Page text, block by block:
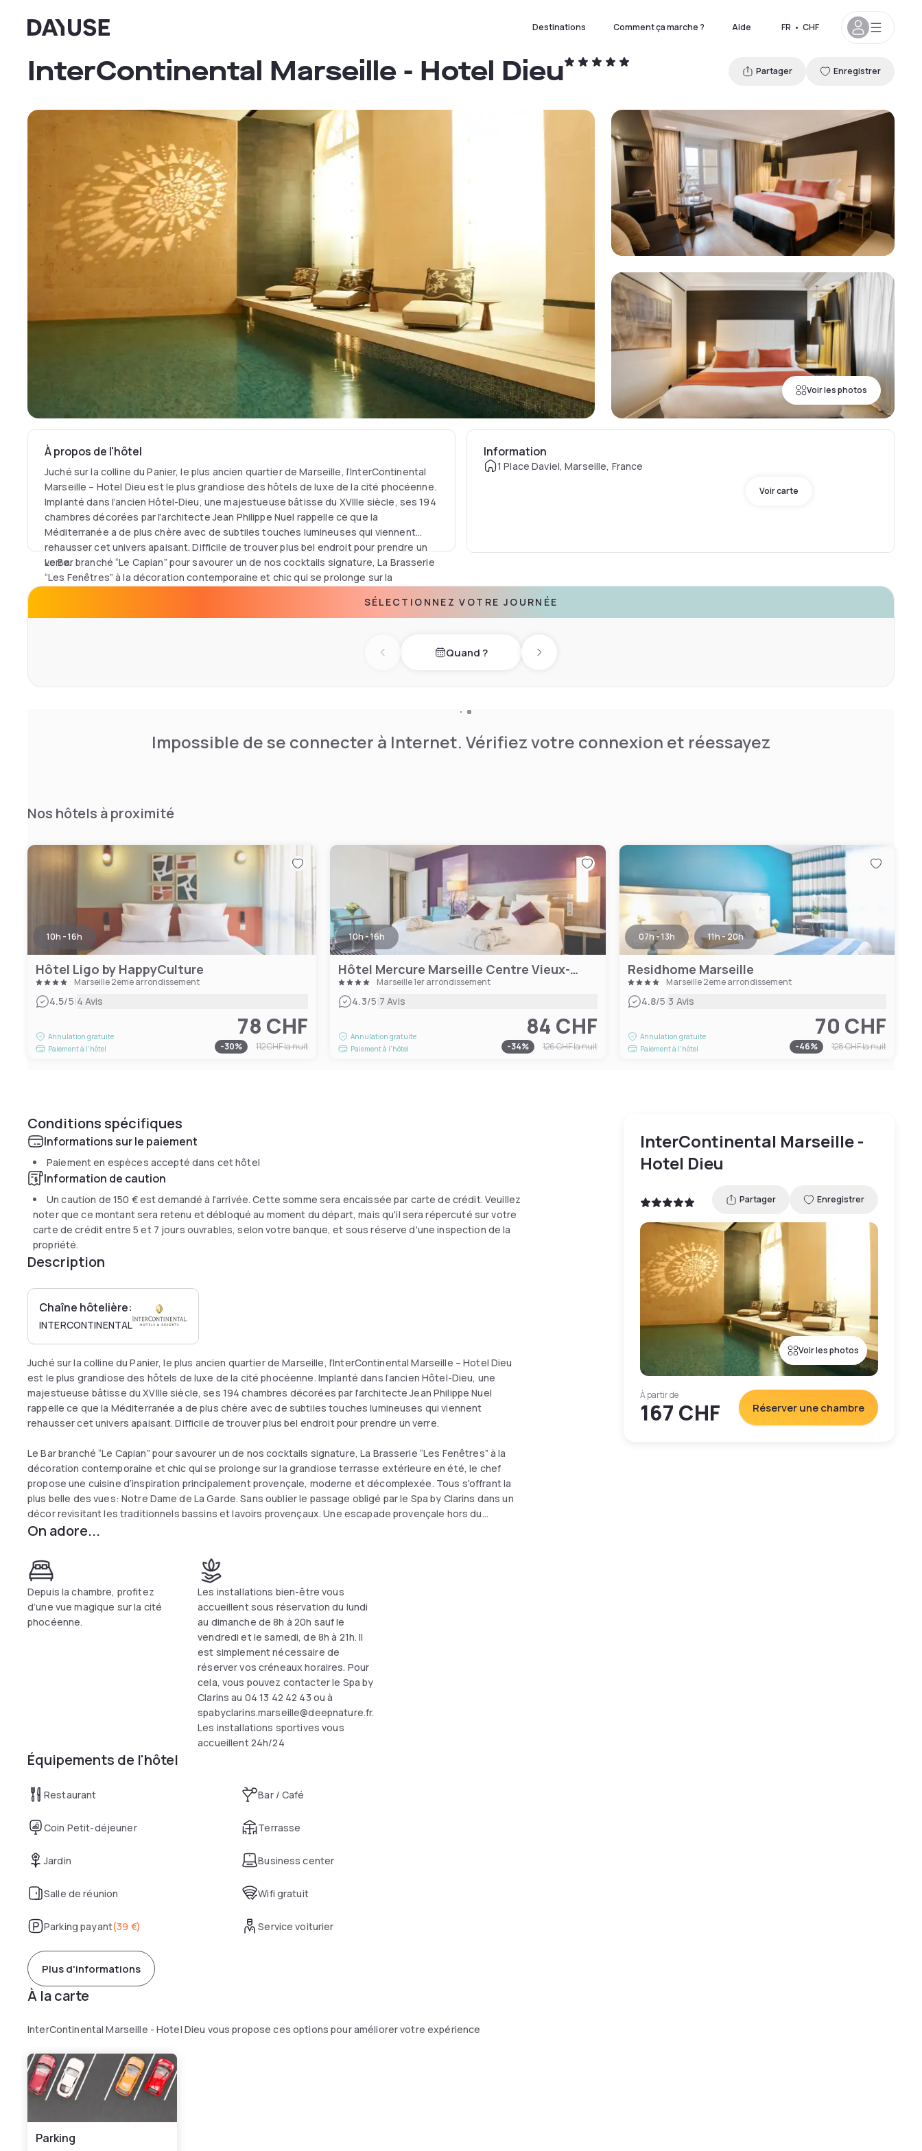
Dayuse Destinations Comment ça marche ? Aide FR • CHF
Voir les photos
InterContinental Marseille - Hotel Dieu Partager Enregistrer
À propos de l'hôtel
Juché sur la colline du Panier, le plus ancien quartier de Marseille, l’InterContinental
Marseille – Hotel Dieu est le plus grandiose des hôtels de luxe de la cité phocéenne.
Implanté dans l’ancien Hôtel-Dieu, une majestueuse bâtisse du XVIIIe siècle, ses 194
chambres décorées par l'architecte Jean Philippe Nuel rappelle ce que la
Méditerranée a de plus chère avec de subtiles touches lumineuses qui viennent
rehausser cet univers apaisant. Difficile de trouver plus bel endroit pour prendre un
verre.
Le Bar branché “Le Capian” pour savourer un de nos cocktails signature, La Brasserie
“Les Fenêtres” à la décoration contemporaine et chic qui se prolonge sur la
principalement provençale, moderne et décomplexée. Tous s'offrant la plus belle
des vues: Notre Dame de La Garde. Sans oublier le passage obligé par le Spa by
Information
1 Place Daviel, Marseille, France
Voir carte
SÉLECTIONNEZ VOTRE JOURNÉE
Previous dayQuand ? Next day
Impossible de se connecter à Internet. Vérifiez votre connexion et réessayez
Nos hôtels à proximité
10h - 16h
Hôtel Ligo by HappyCulture
Marseille 2eme arrondissement
4.5/5|4 Avis
Annulation gratuite
Paiement à l'hôtel
78 CHF
-30% 112 CHFla nuit
10h - 16h
Hôtel Mercure Marseille Centre Vieux-Port
Marseille 1er arrondissement
4.3/5|7 Avis
Annulation gratuite
Paiement à l'hôtel
84 CHF
-34% 126 CHFla nuit
07h - 13h 11h - 20h
Residhome Marseille
Marseille 2eme arrondissement
4.8/5|3 Avis
Annulation gratuite
Paiement à l'hôtel
70 CHF
-46% 128 CHFla nuit
Conditions spécifiques
Informations sur le paiement
Paiement en espèces accepté dans cet hôtel
Information de caution
Un caution de 150 €est demandé à l'arrivée. Cette somme sera encaissée par carte de crédit. Veuillez
noter que ce montant sera retenu et débloqué au moment du départ, mais qu'il sera répercuté sur votre
carte de crédit entre 5 et 7 jours ouvrables, selon votre banque, et sous réserve d'une inspection de la
propriété.
Description
Chaîne hôtelière:
INTERCONTINENTAL
Juché sur la colline du Panier, le plus ancien quartier de Marseille, l’InterContinental Marseille – Hotel Dieu
est le plus grandiose des hôtels de luxe de la cité phocéenne. Implanté dans l’ancien Hôtel-Dieu, une
majestueuse bâtisse du XVIIIe siècle, ses 194 chambres décorées par l'architecte Jean Philippe Nuel
rappelle ce que la Méditerranée a de plus chère avec de subtiles touches lumineuses qui viennent
rehausser cet univers apaisant. Difficile de trouver plus bel endroit pour prendre un verre.
Le Bar branché “Le Capian” pour savourer un de nos cocktails signature, La Brasserie “Les Fenêtres” à la
décoration contemporaine et chic qui se prolonge sur la grandiose terrasse extérieure en été, le chef
propose une cuisine d’inspiration principalement provençale, moderne et décomplexée. Tous s'offrant la
plus belle des vues: Notre Dame de La Garde. Sans oublier le passage obligé par le Spa by Clarins dans un
décor revisitant les traditionnels bassins et lavoirs provençaux. Une escapade provençale hors du
temps...
On adore...
Depuis la chambre, profitez
d’une vue magique sur la cité
phocéenne.
Les installations bien-être vous
accueillent sous réservation du lundi
au dimanche de 8h à 20h sauf le
vendredi et le samedi, de 8h à 21h. Il
est simplement nécessaire de
réserver vos créneaux horaires. Pour
cela, vous pouvez contacter le Spa by
Clarins au 04 13 42 42 43 ou à
spabyclarins.marseille@deepnature.fr.
Les installations sportives vous
accueillent 24h/24
Équipements de l'hôtel
Restaurant Bar / Café
Coin Petit-déjeuner Terrasse
Jardin Business center
Salle de réunion Wifi gratuit
Parking payant(39 €) Service voiturier
Plus d'informations
À la carte
InterContinental Marseille - Hotel Dieu vous propose ces options pour améliorer votre expérience
Parking
InterContinental Marseille -
Hotel Dieu
Partager Enregistrer
Voir les photos
À partir de
167 CHF Réserver une chambre